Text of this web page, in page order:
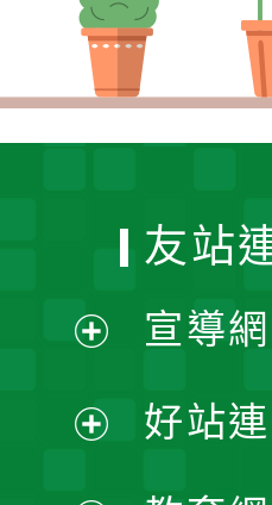
開
友站
宣導
好站